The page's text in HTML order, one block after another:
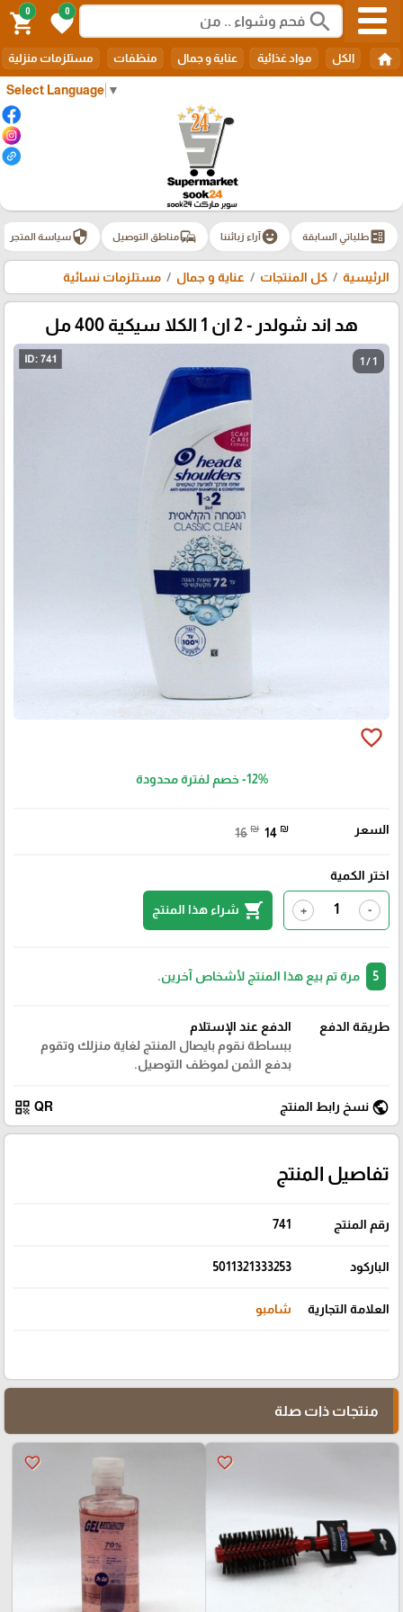
Select Language ▼
search
0
favorite
0
shopping_cart
home الكل مواد غذائية عناية و جمال منظفات مستلزمات منزلية
ballotطلباتي السابقة emoji_emotionsآراء زبائننا commuteمناطق التوصيل securityسياسة المتجر
الرئيسية كل المنتجات عناية و جمال مستلزمات نسائية
هد اند شولدر - 2 ان 1 الكلا سيكية 400 مل
1 / 1
favorite_border
-12% خصم لفترة محدودة
السعر 16 ₪ 14 ₪
اختر الكمية
-
+
shopping_cart شراء هذا المنتج
مرة تم بيع هذا المنتج لأشخاص آخرين.
طريقة الدفع
الدفع عند الإستلام
ببساطة نقوم بايصال المنتج لغاية منزلك وتقوم
بدفع الثمن لموظف التوصيل.
public نسخ رابط المنتج QR
qr_code
تفاصيل المنتج
رقم المنتج 741
الباركود 5011321333253
العلامة التجارية شامبو
منتجات ذات صلة
favorite_border
favorite_border